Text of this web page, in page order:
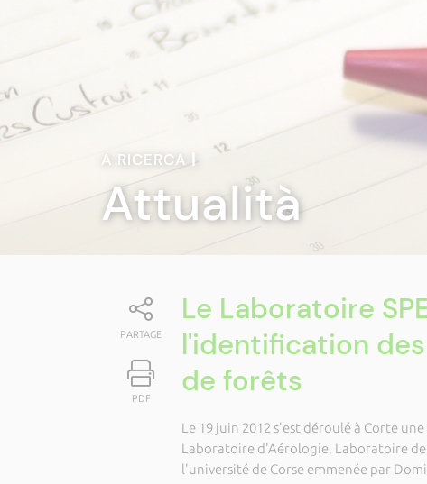
A RICERCA|
Attualità
PARTAGE
PDF
Le Laboratoire
l'identification
de forêts
Le 19 juin 2012 s'est déroulé à Corte
Laboratoire d'Aérologie, Laboratoire de
l'université de Corse emmenée par